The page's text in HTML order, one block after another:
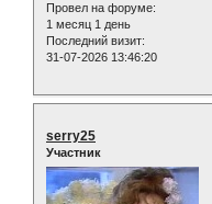
Провел на форуме:
1 месяц 1 день
Последний визит:
31-07-2026 13:46:20
serry25
Участник